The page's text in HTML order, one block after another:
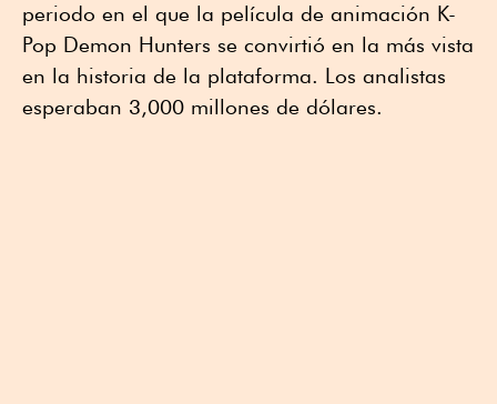
periodo en el que la película de animación K-
Pop Demon Hunters se convirtió en la más vista
en la historia de la plataforma. Los analistas
esperaban 3,000 millones de dólares.